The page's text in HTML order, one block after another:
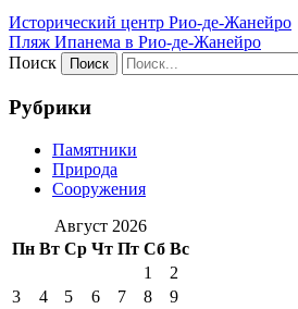
Исторический центр Рио-де-Жанейро
Пляж Ипанема в Рио-де-Жанейро
Поиск
Рубрики
Памятники
Природа
Сооружения
Август 2026
Пн Вт Ср Чт Пт Сб Вс
1
2
3
4 5 6 7 8
9